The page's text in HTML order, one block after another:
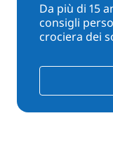
Da più di 15
consigli
crociera dei